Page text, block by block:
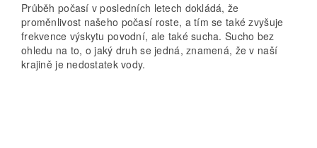
Průběh počasí v posledních letech dokládá, že
proměnlivost našeho počasí roste, a tím se také zvyšuje
frekvence výskytu povodní, ale také sucha. Sucho bez
ohledu na to, o jaký druh se jedná, znamená, že v naší
krajině je nedostatek vody.